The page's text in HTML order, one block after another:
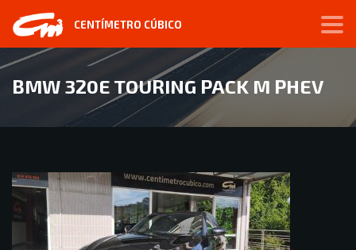
CENTÍMETRO CÚBICO
BMW 320E TOURING PACK M PHEV